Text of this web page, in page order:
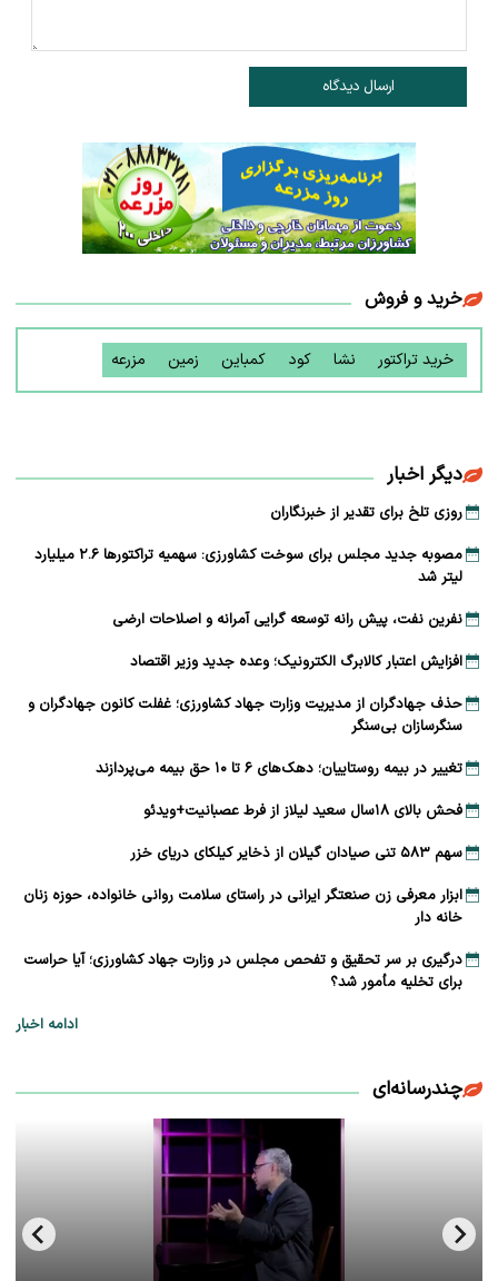
ارسال دیدگاه
خرید و فروش
خرید تراکتور نشا کود کمباین زمین مزرعه
دیگر اخبار
روزی تلخ برای تقدیر از خبرنگاران
مصوبه جدید مجلس برای سوخت کشاورزی: سهمیه تراکتورها ۲.۶ میلیارد
لیتر شد
نفرین نفت، پیش رانه توسعه ‌گرایی آمرانه و اصلاحات ارضی
افزایش اعتبار کالابرگ الکترونیک؛ وعده جدید وزیر اقتصاد
حذف جهادگران از مدیریت وزارت جهاد کشاورزی؛ غفلت کانون جهادگران و
سنگرسازان بی‌سنگر
تغییر در بیمه روستاییان؛ دهک‌های ۶ تا ۱۰ حق بیمه می‌پردازند
فحش بالای ۱۸سال سعید لیلاز از فرط عصبانیت+ویدئو
سهم ۵۸۳ تنی صیادان گیلان از ذخایر کیلکای دریای خزر
ابزار معرفی زن صنعتگر ایرانی در راستای سلامت روانی خانواده، حوزه زنان
خانه دار
درگیری بر سر تحقیق و تفحص مجلس در وزارت جهاد کشاورزی؛ آیا حراست
برای تخلیه مأمور شد؟
ادامه اخبار
چندرسانه‌ای